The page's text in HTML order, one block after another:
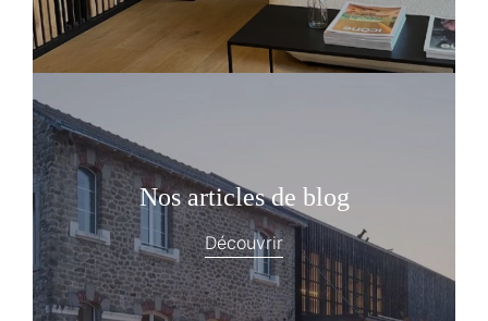
Nos articles de blog
Découvrir